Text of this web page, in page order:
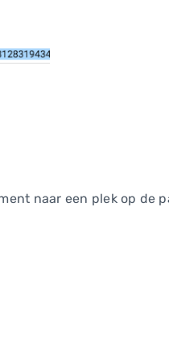
naar een plek op de